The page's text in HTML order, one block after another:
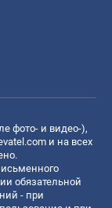
фото- и видео-),
и на всех
обязательной
- при